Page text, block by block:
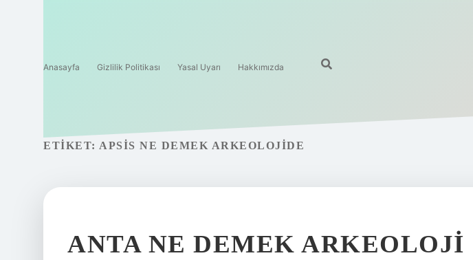
Anasayfa Gizlilik Politikası Yasal Uyarı Hakkımızda
ETIKET: APSIS NE DEMEK ARKEOLOJIDE
ANTA NE DEMEK ARKEOLOJI